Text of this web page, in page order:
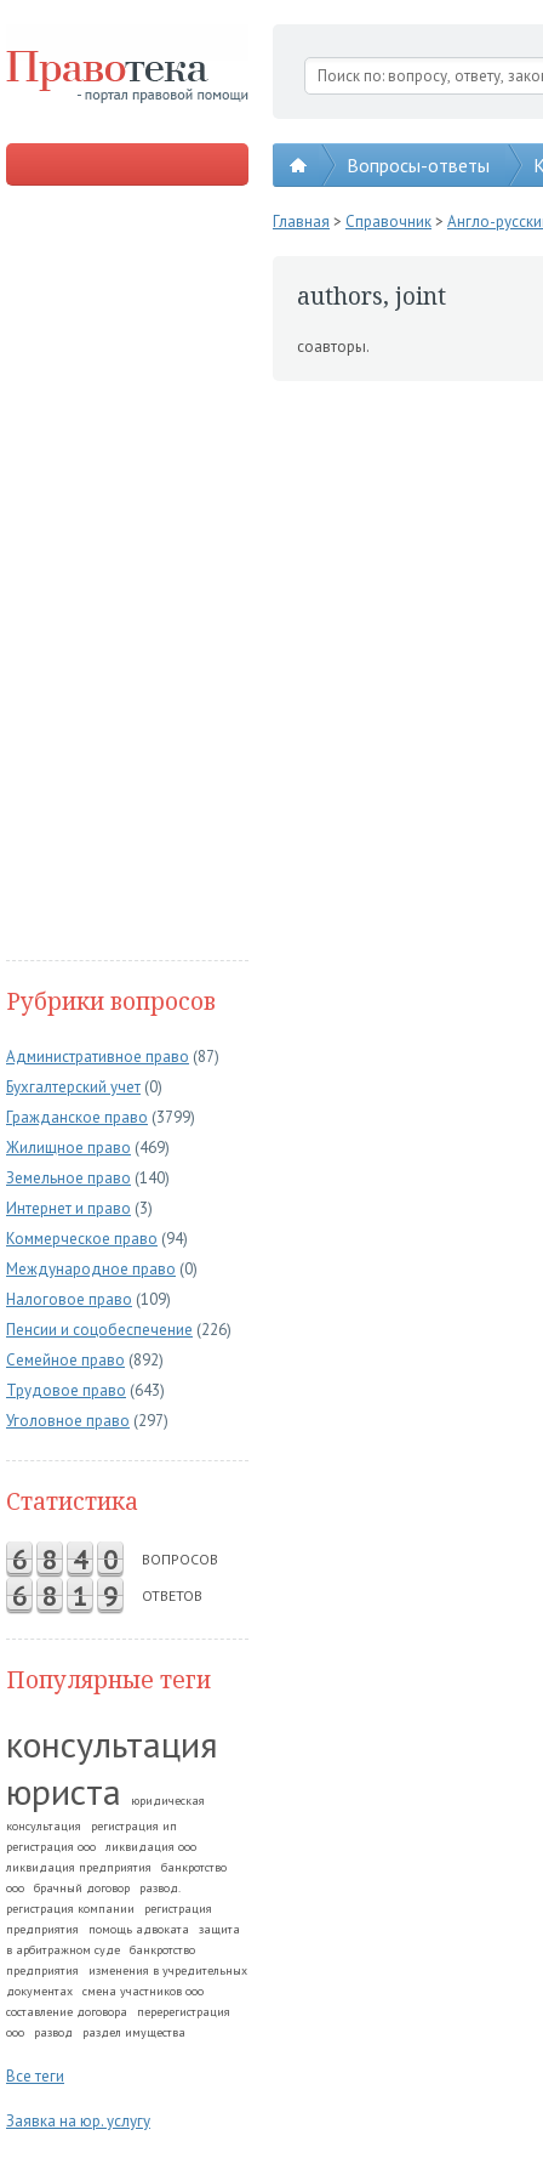
Вопросы-ответы
Рубрики вопросов
Административное право (87)
Бухгалтерский учет (0)
Гражданское право (3799)
Жилищное право (469)
Земельное право (140)
Интернет и право (3)
Коммерческое право (94)
Международное право (0)
Налоговое право (109)
Пенсии и соцобеспечение (226)
Семейное право (892)
Трудовое право (643)
Уголовное право (297)
Статистика
6 8 4 0 ВОПРОСОВ
6 8 1 9 ОТВЕТОВ
Популярные теги
консультация
юриста
юридическая
консультация
регистрация ип
регистрация ооо
ликвидация ооо
ликвидация предприятия
банкротство
ооо
брачный договор
развод.
регистрация компании
регистрация
предприятия
помощь адвоката
защита
в арбитражном суде
банкротство
предприятия
изменения в учредительных
документах
смена участников ооо
составление договора
перерегистрация
ооо
развод раздел имущества
Все теги
Заявка на юр. услугу
Главная > Справочник> Англо-
authors, joint
соавторы.